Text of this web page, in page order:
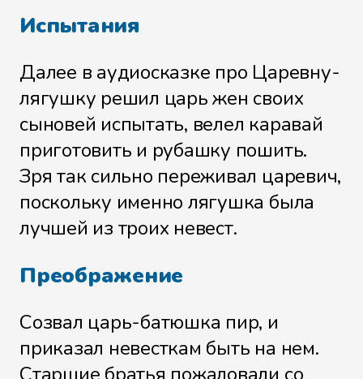
Испытания
Далее в аудиосказке про Царевну-
лягушку решил царь жен своих
сыновей испытать, велел каравай
приготовить и рубашку пошить.
Зря так сильно переживал царевич,
поскольку именно лягушка была
лучшей из троих невест.
Преображение
Созвал царь-батюшка пир, и
приказал невесткам быть на нем.